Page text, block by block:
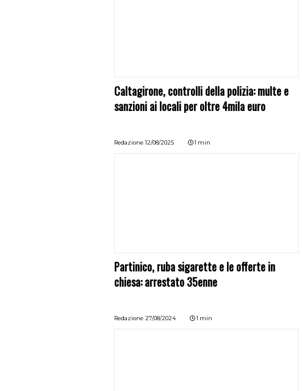
Caltagirone, controlli della polizia: multe e
sanzioni ai locali per oltre 4mila euro
Redazione 12/08/2025 1 min
Partinico, ruba sigarette e le offerte in
chiesa: arrestato 35enne
Redazione 27/08/2024 1 min